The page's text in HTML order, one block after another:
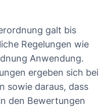
galt bis
Regelungen wie
Anwendung.
ergeben sich bei
sowie daraus, dass
den Bewertungen